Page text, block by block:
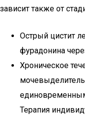
зависит также от
Острый цистит
фурадонина
Хроническое
Терапия